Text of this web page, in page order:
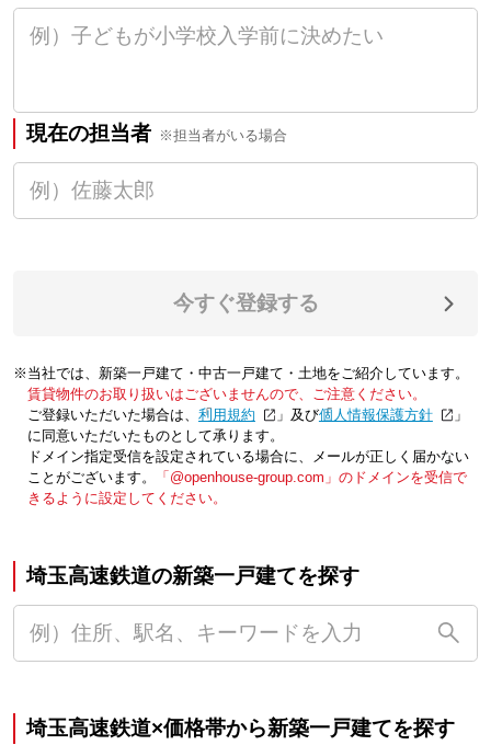
現在の担当者 ※担当者がいる場合
今すぐ登録する
※当社では、新築一戸建て・中古一戸建て・土地をご紹介しています。
賃貸物件のお取り扱いはございませんので、ご注意ください。
ご登録いただいた場合は、「利用規約 」及び「個人情報保護方針
」
に同意いただいたものとして承ります。
ドメイン指定受信を設定されている場合に、メールが正しく届かない
ことがございます。
「@openhouse-group.com」のドメインを受信で
きるように設定してください。
埼玉高速鉄道の新築一戸建てを探す
埼玉高速鉄道×価格帯から新築一戸建てを探す